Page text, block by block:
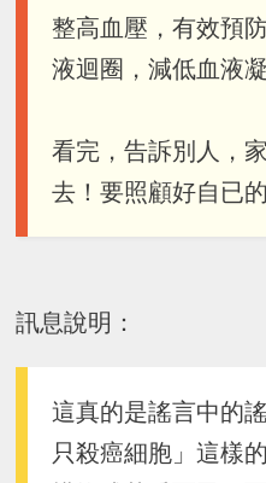
整高血壓，有效預
液迴圈，減低血液凝
看完，告訴別人，
去！要照顧好自已
訊息說明：
這真的是謠言中的
只殺癌細胞」這樣